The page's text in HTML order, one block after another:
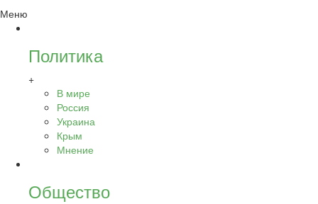
Меню
Политика
+
В мире
Россия
Украина
Крым
Мнение
Общество